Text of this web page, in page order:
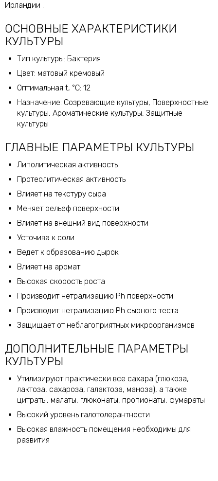
Ирландии .
ОСНОВНЫЕ ХАРАКТЕРИСТИКИ
КУЛЬТУРЫ
Тип культуры: Бактерия
Цвет: матовый кремовый
Оптимальная t, °С: 12
Назначение: Созревающие культуры, Поверхностные
культуры, Ароматические культуры, Защитные
культуры
ГЛАВНЫЕ ПАРАМЕТРЫ КУЛЬТУРЫ
Липолитическая активность
Протеолитическая активность
Влияет на текстуру сыра
Меняет рельеф поверхности
Влияет на внешний вид поверхности
Усточива к соли
Ведет к образованию дырок
Влияет на аромат
Высокая скорость роста
Производит нетрализацию Ph поверхности
Производит нетрализацию Ph сырного теста
Защищает от неблагоприятных микроорганизмов
ДОПОЛНИТЕЛЬНЫЕ ПАРАМЕТРЫ
КУЛЬТУРЫ
Утилизируют практически все сахара (глюкоза,
лактоза, сахароза, галактоза, маноза), а также
цитраты, малаты, глюконаты, пропионаты, фумараты
Высокий уровень галотолерантности
Высокая влажность помещения необходимы для
развития